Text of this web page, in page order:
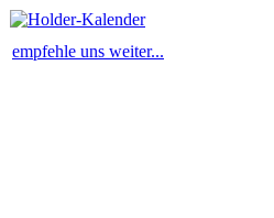
empfehle uns weiter...